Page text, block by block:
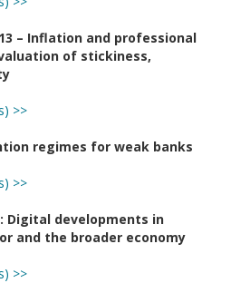
– Inflation and professional
of stickiness,
>>
regimes for weak banks
>>
Digital developments in
and the broader economy
>>